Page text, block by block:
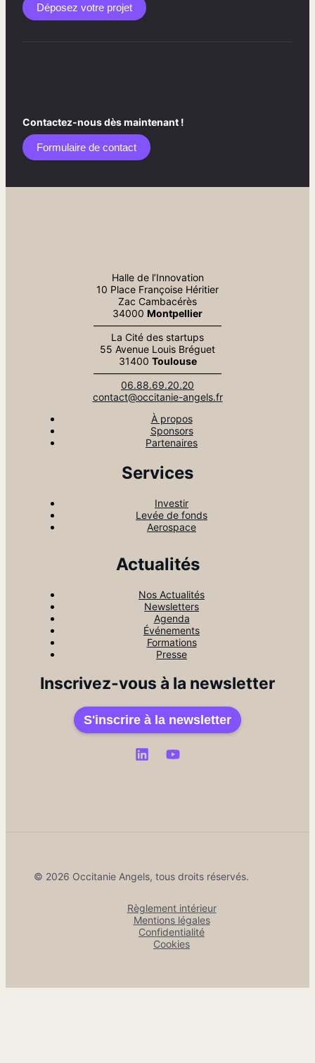
Déposez votre projet
Contactez-nous dès maintenant !
Formulaire de contact​
Halle de l’Innovation
10 Place Françoise Héritier
Zac Cambacérès
34000 Montpellier
—————————————
La Cité des startups
55 Avenue Louis Bréguet
31400 Toulouse
—————————————
06.88.69.20.20
contact@occitanie-angels.fr
À propos
Sponsors
Partenaires
Services
Investir
Levée de fonds
Aerospace
Actualités
Nos Actualités
Newsletters
Agenda
Événements
Formations
Presse
Inscrivez-vous à la newsletter
S'inscrire à la newsletter
© 2026 Occitanie Angels, tous droits réservés.
Règlement intérieur
Mentions légales
Confidentialité
Cookies